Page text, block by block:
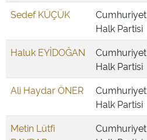
Sedef KÜÇÜK
Cumhuriyet
Halk Partisi
Haluk EYİDOĞAN
Cumhuriyet
Halk Partisi
Ali Haydar ÖNER
Cumhuriyet
Halk Partisi
Metin Lütfi
Cumhuriyet